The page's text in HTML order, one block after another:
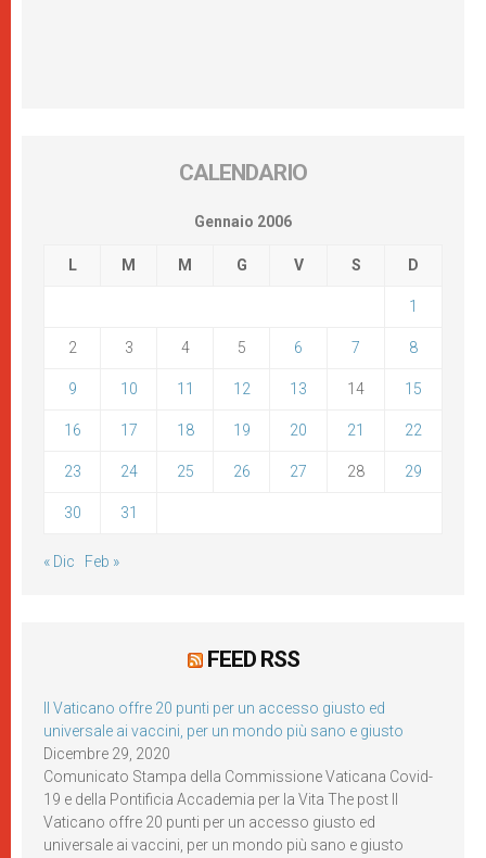
CALENDARIO
Gennaio 2006
L M M G V S D
1
2 3 4 5 6 7 8
9 10 11 12 13 14 15
16 17 18 19 20 21 22
23 24 25 26 27 28 29
30 31
« Dic Feb »
FEED RSS
Il Vaticano offre 20 punti per un accesso giusto ed
universale ai vaccini, per un mondo più sano e giusto
Dicembre 29, 2020
Comunicato Stampa della Commissione Vaticana Covid-
19 e della Pontificia Accademia per la Vita The post Il
Vaticano offre 20 punti per un accesso giusto ed
universale ai vaccini, per un mondo più sano e giusto